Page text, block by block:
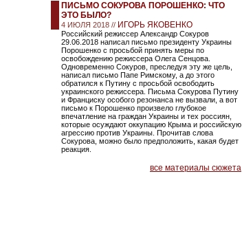
ПИСЬМО СОКУРОВА ПОРОШЕНКО: ЧТО
ЭТО БЫЛО?
4 ИЮЛЯ 2018 // ИГОРЬ ЯКОВЕНКО
Российский режиссер Александр Сокуров
29.06.2018 написал письмо президенту Украины
Порошенко с просьбой принять меры по
освобождению режиссера Олега Сенцова.
Одновременно Сокуров, преследуя эту же цель,
написал письмо Папе Римскому, а до этого
обратился к Путину с просьбой освободить
украинского режиссера. Письма Сокурова Путину
и Франциску особого резонанса не вызвали, а вот
письмо к Порошенко произвело глубокое
впечатление на граждан Украины и тех россиян,
которые осуждают оккупацию Крыма и российскую
агрессию против Украины. Прочитав слова
Сокурова, можно было предположить, какая будет
реакция.
все материалы сюжета